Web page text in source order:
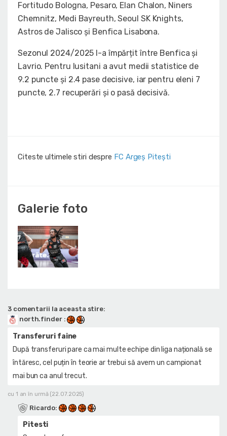
Fortitudo Bologna, Pesaro, Elan Chalon, Niners
Chemnitz, Medi Bayreuth, Seoul SK Knights,
Astros de Jalisco și Benfica Lisabona.
Sezonul 2024/2025 l-a împărțit între Benfica și
Lavrio. Pentru lusitani a avut medii statistice de
9.2 puncte și 2.4 pase decisive, iar pentru eleni 7
puncte, 2.7 recuperări și o pasă decisivă.
Citeste ultimele stiri despre FC Argeș Pitești
Galerie foto
3 comentarii la aceasta stire:
north.finder :
Transferuri faine
După transferuri pare ca mai multe echipe din liga națională se
întăresc, cel puțin în teorie ar trebui să avem un campionat
mai bun ca anul trecut.
cu 1 an în urmă (22.07.2025)
Ricardo:
Pitesti